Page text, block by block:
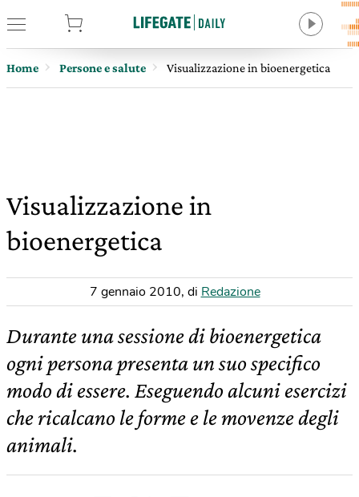
Home Persone e salute Visualizzazione in bioenergetica
Visualizzazione in
bioenergetica
7 gennaio 2010, di Redazione
Durante una sessione di bioenergetica
ogni persona presenta un suo specifico
modo di essere. Eseguendo alcuni esercizi
che ricalcano le forme e le movenze degli
animali.